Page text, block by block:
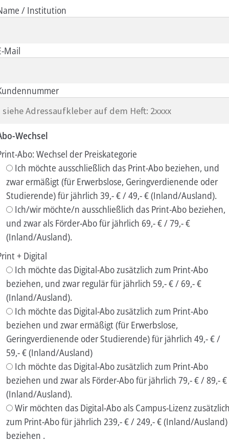
Newsletter
/ Institution
Mail
Wechsel
Abo: Wechsel der Preiskategorie
Ich möchte ausschließlich das Print-Abo beziehen, und
zwar ermäßigt (für Erwerbslose, Geringverdienende oder
Studierende) für jährlich 39,- € / 49,- € (Inland/Ausland).
Ich/wir möchte/n ausschließlich das Print-Abo beziehen,
und zwar als Förder-Abo für jährlich 69,- € / 79,- €
(Inland/Ausland).
+ Digital
Ich möchte das Digital-Abo zusätzlich zum Print-Abo
beziehen, und zwar regulär für jährlich 59,- € / 69,- €
(Inland/Ausland).
Ich möchte das Digital-Abo zusätzlich zum Print-Abo
beziehen und zwar ermäßigt (für Erwerbslose,
Geringverdienende oder Studierende) für jährlich 49,- € /
59,- € (Inland/Ausland)
Ich möchte das Digital-Abo zusätzlich zum Print-Abo
beziehen und zwar als Förder-Abo für jährlich 79,- € / 89,- €
(Inland/Ausland).
Wir möchten das Digital-Abo als Campus-Lizenz
zum Print-Abo für jährlich 239,- € / 249,- € (Inland/Ausland)
beziehen .